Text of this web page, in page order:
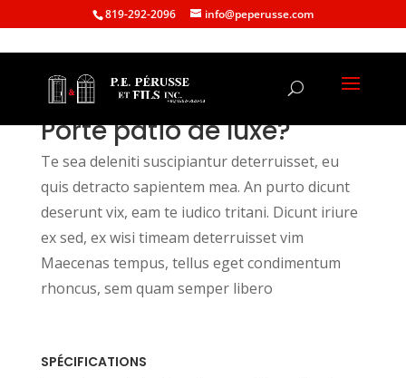
819-292-2096 info@peperusse.com
Porte patio de luxe?
Te sea deleniti suscipiantur deterruisset, eu
quis detracto sapientem mea. An purto dicunt
deserunt vix, eam te iudico tritani. Dicunt iriure
ex sed, ex wisi timeam deterruisset vim
Maecenas tempus, tellus eget condimentum
rhoncus, sem quam semper libero
SPÉCIFICATIONS